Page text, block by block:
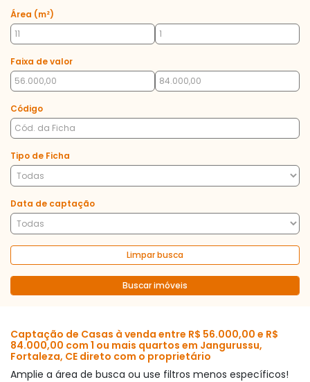
Área (m²)
Faixa de valor
Código
Tipo de Ficha
Data de captação
Limpar busca
Buscar imóveis
Captação de Casas à venda entre R$ 56.000,00 e R$
84.000,00 com 1 ou mais quartos em Jangurussu,
Fortaleza, CE direto com o proprietário
Amplie a área de busca ou use filtros menos específicos!